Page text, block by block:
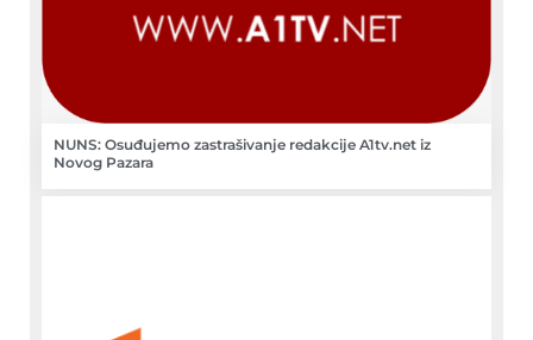
NUNS: Osuđujemo zastrašivanje redakcije A1tv.net iz
Novog Pazara